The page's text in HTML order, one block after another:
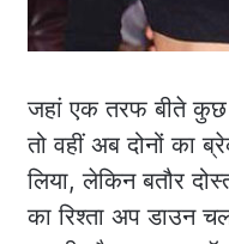
जहां एक तरफ बीते कुछ
तो वहीं अब दोनों का
लिया, लेकिन बतौर
का रिश्ता अप डाउन